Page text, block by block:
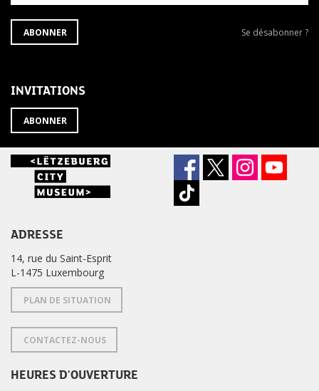
S'ABONNER
À
ABONNER
Se
Se désabonner ?
INVITATIONS
ABONNER
ADRESSE
14, rue du Saint-Esprit
L-1475 Luxembourg
PLAN DE SITUATION
CONTACTEZ-NOUS
HEURES D'OUVERTURE